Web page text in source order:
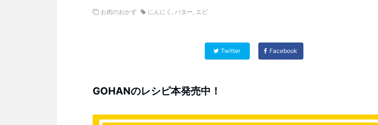
お肉のおかず にんにく , バター, エビ
Twitter Facebook
GOHANのレシピ本発売中！